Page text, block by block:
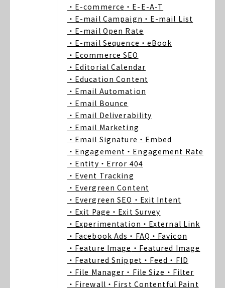
・E-commerce ・E-E-A-T
・E-mail Campaign ・E-mail List
・E-mail Open Rate
・E-mail Sequence ・eBook
・Ecommerce SEO
・Editorial Calendar
・Education Content
・Email Automation
・Email Bounce
・Email Deliverability
・Email Marketing
・Email Signature ・Embed
・Engagement ・Engagement Rate
・Entity ・Error 404
・Event Tracking
・Evergreen Content
・Evergreen SEO ・Exit Intent
・Exit Page ・Exit Survey
・Experimentation ・External Link
・Facebook Ads ・FAQ ・Favicon
・Feature Image ・Featured Image
・Featured Snippet ・Feed ・FID
・File Manager ・File Size ・Filter
・Firewall ・First Contentful Paint